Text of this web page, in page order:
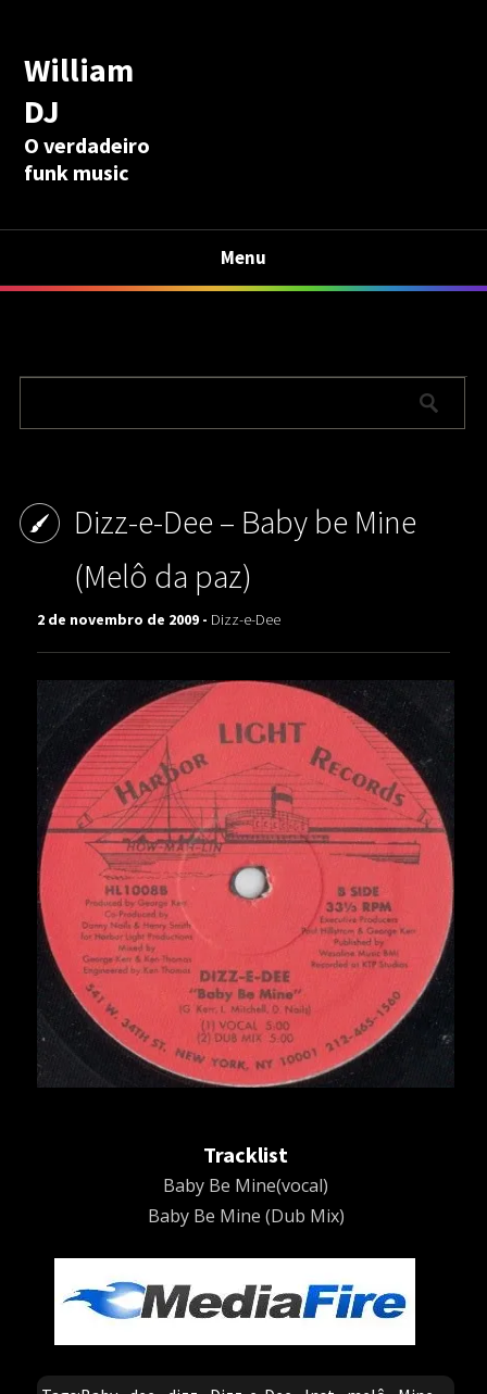
William
DJ
O verdadeiro
funk music
Menu
Dizz-e-Dee – Baby be Mine
(Melô da paz)
2 de novembro de 2009 - Dizz-e-Dee
Tracklist
Baby Be Mine(vocal)
Baby Be Mine (Dub Mix)